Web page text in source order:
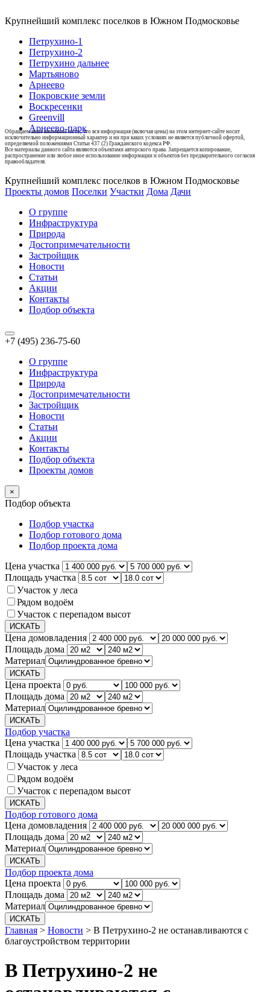
Крупнейший комплекс поселков в Южном Подмосковье
Петрухино-1
Петрухино-2
Петрухино дальнее
Мартьяново
Арнеево
Покровские земли
Воскресенки
Greenvill
Арнеево-парк
Обращаем ваше внимание на то, что вся информация (включая цены) на этом интернет-сайте носит
исключительно информационный характер и ни при каких условиях не является публичной офертой,
определяемой положениями Статьи 437 (2) Гражданского кодекса РФ.
Все материалы данного сайта являются объектами авторского права. Запрещается копирование,
распространение или любое иное использование информации и объектов без предварительного согласия
правообладателя.
Крупнейший комплекс поселков в Южном Подмосковье
Проекты домов Поселки Участки Дома Дачи
О группе
Инфраструктура
Природа
Достопримечательности
Застройщик
Новости
Статьи
Акции
Контакты
Подбор объекта
+7 (495) 236-75-60
О группе
Инфраструктура
Природа
Достопримечательности
Застройщик
Новости
Статьи
Акции
Контакты
Подбор объекта
Проекты домов
×
Подбор объекта
Подбор участка
Подбор готового дома
Подбор проекта дома
Цена участка
Площадь участка
Участок у леса
Рядом водоём
Участок с перепадом высот
Цена домовладения
Площадь дома
Материал
Цена проекта
Площадь дома
Материал
Подбор участка
Цена участка
Площадь участка
Участок у леса
Рядом водоём
Участок с перепадом высот
Подбор готового дома
Цена домовладения
Площадь дома
Материал
Подбор проекта дома
Цена проекта
Площадь дома
Материал
Главная > Новости > В Петрухино-2 не останавливаются с
благоустройством территории
В Петрухино-2 не